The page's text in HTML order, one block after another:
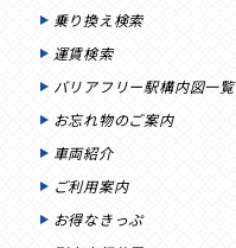
乗り換え検索
運賃検索
バリアフリー駅構内図一覧
お忘れ物のご案内
車両紹介
ご利用案内
お得なきっぷ